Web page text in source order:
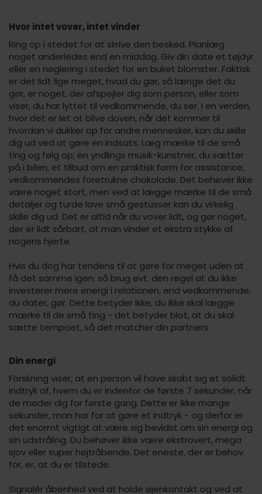
Hvor intet vover, intet vinder
Ring op i stedet for at skrive den besked. Planlæg
noget anderledes end en middag. Giv din date et tøjdyr
eller en nøglering i stedet for en buket blomster. Faktisk
er det lidt lige meget, hvad du gør, så længe det du
gør, er noget, der afspejler dig som person, eller som
viser, du har lyttet til vedkommende, du ser. I en verden,
hvor det er let at blive doven, når det kommer til
hvordan vi dukker op for andre mennesker, kan du skille
dig ud ved at gøre en indsats. Læg mærke til de små
ting og følg op; en yndlings musik-kunstner, du sætter
på i bilen, et tilbud om en praktisk form for assistance,
vedkommendes foretrukne chokolade. Det behøver ikke
være noget stort, men ved at lægge mærke til de små
detaljer og turde lave små gestusser kan du virkelig
skille dig ud. Det er altid når du vover lidt, og gør noget,
der er lidt sårbart, at man vinder et ekstra stykke af
nogens hjerte.
Hvis du dog har tendens til at gøre for meget uden at
få det samme igen; så brug evt. den regel at du ikke
investerer mere energi i relationen, end vedkommende,
du dater, gør. Dette betyder ikke, du ikke skal lægge
mærke til de små ting - det betyder blot, at du skal
sætte tempoet, så det matcher din partners.
Din energi
Forskning viser, at en person vil have skabt sig et solidt
indtryk af, hvem du er indenfor de første 7 sekunder, når
de møder dig for første gang. Dette er ikke mange
sekunder, man har for at gøre et indtryk - og derfor er
det enormt vigtigt at være sig bevidst om sin energi og
sin udstråling. Du behøver ikke være ekstrovert, mega
sjov eller super højtråbende. Det eneste, der er behov
for, er, at du er tilstede.
Signalér åbenhed ved at holde øjenkontakt og ved at